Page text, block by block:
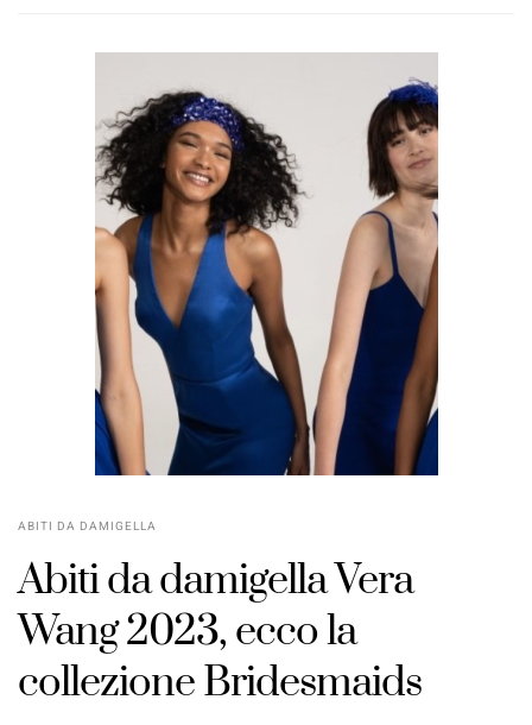
ABITI DA DAMIGELLA
Abiti da damigella Vera
Wang 2023, ecco la
collezione Bridesmaids